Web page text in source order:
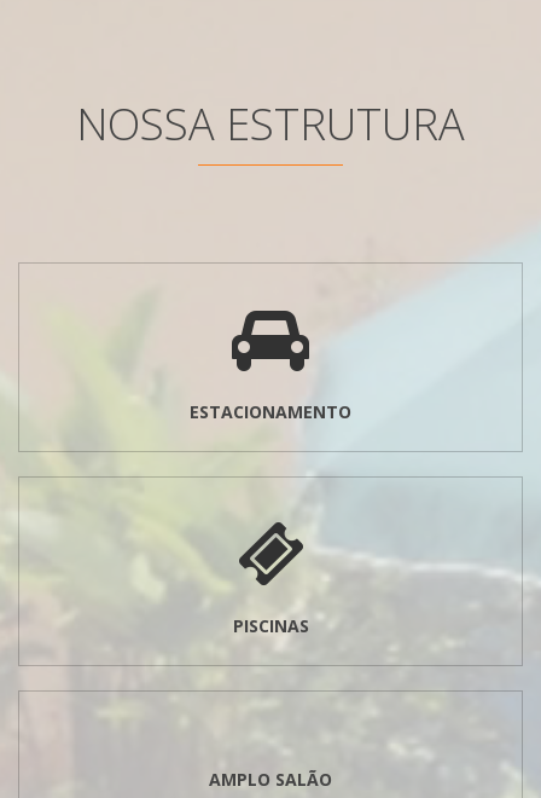
NOSSA ESTRUTURA
ESTACIONAMENTO
PISCINAS
AMPLO SALÃO